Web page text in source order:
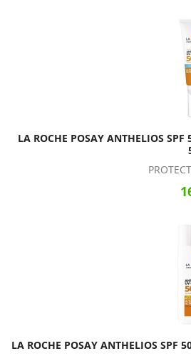
LA ROCHE POSAY ANTHELIOS
LA ROCHE POSAY ANTHELIOS SPF